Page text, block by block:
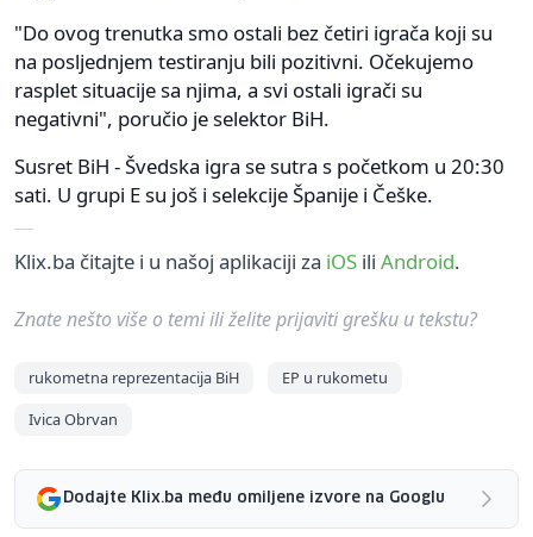
"Do ovog trenutka smo ostali bez četiri igrača koji su
na posljednjem testiranju bili pozitivni. Očekujemo
rasplet situacije sa njima, a svi ostali igrači su
negativni", poručio je selektor BiH.
Susret BiH - Švedska igra se sutra s početkom u 20:30
sati. U grupi E su još i selekcije Španije i Češke.
Klix.ba čitajte i u našoj aplikaciji za iOS ili Android.
Znate nešto više o temi ili želite prijaviti grešku u tekstu?
rukometna reprezentacija BiH
EP u rukometu
Ivica Obrvan
Dodajte Klix.ba među omiljene izvore na Googlu